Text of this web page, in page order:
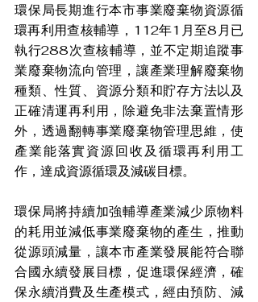
環保局長期進行本市事業廢棄物資源循
環再利用查核輔導，112年1月至8月已
執行288次查核輔導，並不定期追蹤事
業廢棄物流向管理，讓產業理解廢棄物
種類、性質、資源分類和貯存方法以及
正確清運再利用，除避免非法棄置情形
外，透過翻轉事業廢棄物管理思維，使
產業能落實資源回收及循環再利用工
作，達成資源循環及減碳目標。
環保局將持續加強輔導產業減少原物料
的耗用並減低事業廢棄物的產生，推動
從源頭減量，讓本市產業發展能符合聯
合國永續發展目標，促進環保經濟，確
保永續消費及生產模式，經由預防、減